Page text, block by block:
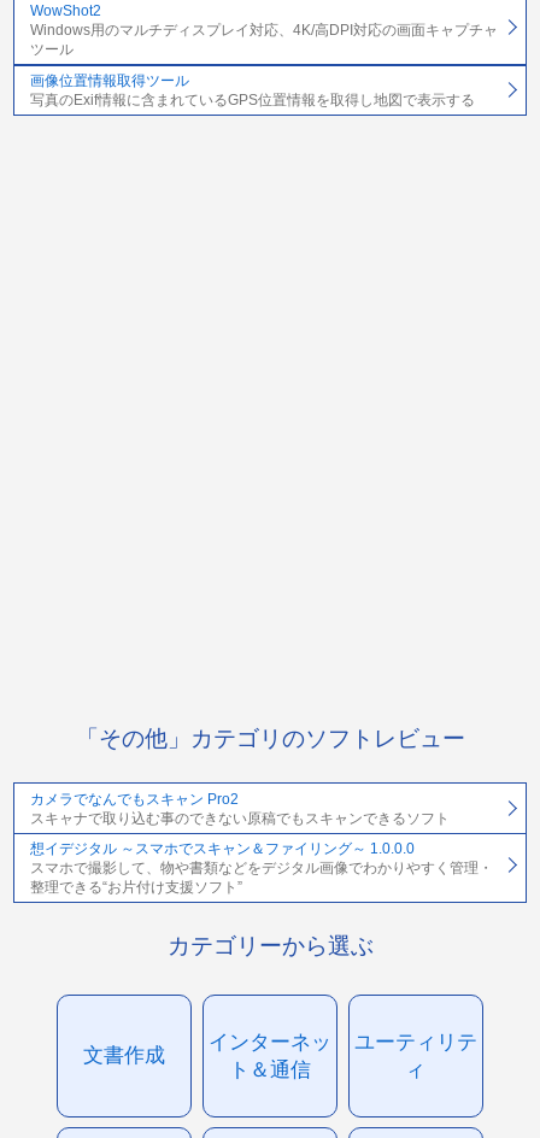
WowShot2
Windows用のマルチディスプレイ対応、4K/高DPI対応の画面キャプチャ
ツール
画像位置情報取得ツール
写真のExif情報に含まれているGPS位置情報を取得し地図で表示する
「その他」カテゴリのソフトレビュー
カメラでなんでもスキャン Pro2
スキャナで取り込む事のできない原稿でもスキャンできるソフト
想イデジタル ～スマホでスキャン＆ファイリング～ 1.0.0.0
スマホで撮影して、物や書類などをデジタル画像でわかりやすく管理・
整理できる“お片付け支援ソフト”
カテゴリーから選ぶ
文書作成
インターネッ
ト＆通信
ユーティリテ
ィ